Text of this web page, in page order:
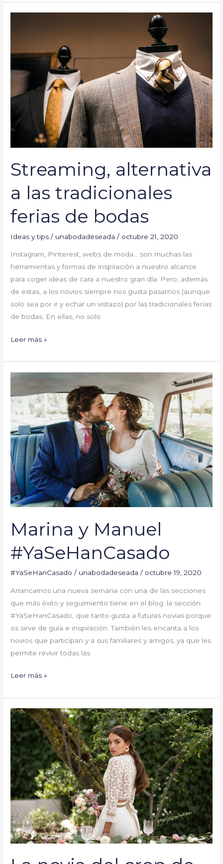
Streaming, alternativa
a las tradicionales
ferias de bodas
Ideas y tips / unabodadeseada/ octubre 21, 2020
Instagram, Pinterest, webs de moda… son muchas las
herramientas y formas de inspiración a nuestro alcance
para coger ideas de cara a nuestro gran día. Pero, además
de estas, a los novios siempre nos gusta pasarnos (aunque
solo sea por ir y echar un vistazo) por las tradicionales ferias
de bodas. En ellas, no solo
las
tradicionales
de
Leer más »
Marina y Manuel
#YaSeHanCasado
#YaSeHanCasado / unabodadeseada/ octubre 19, 2020
Arrancamos una nueva semana con una de las secciones
que más éxito y seguimiento tiene en el blog: la sección
#YaSeHanCasado, que tanto gusta a futuras novias porque
os sirve de guía e inspiración. También les encanta a los
novios que participan y a sus familiares y amigos, ya que les
permite revivir todas las
Marina
Manuel
#YaSeHanCasado
Leer más »
La
novia
del
crop
de
encaje
y
detalles
beige
by
Sara